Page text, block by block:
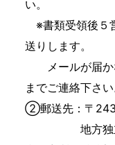
い。
※書類受領後５
送りします。
メールが届か
までご連絡下さい
②郵送先：〒
地方独立行